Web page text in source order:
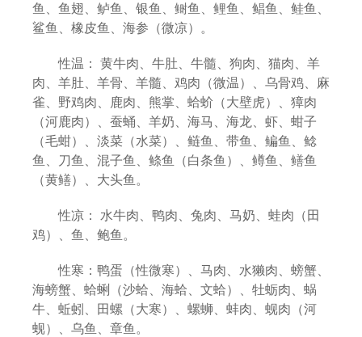
鱼、鱼翅、鲈鱼、银鱼、鲥鱼、鲤鱼、鲳鱼、鲑鱼、
鲨鱼、橡皮鱼、海参（微凉）。
性温： 黄牛肉、牛肚、牛髓、狗肉、猫肉、羊
肉、羊肚、羊骨、羊髓、鸡肉（微温）、乌骨鸡、麻
雀、野鸡肉、鹿肉、熊掌、蛤蚧（大壁虎）、獐肉
（河鹿肉）、蚕蛹、羊奶、海马、海龙、虾、蚶子
（毛蚶）、淡菜（水菜）、鲢鱼、带鱼、鳊鱼、鲶
鱼、刀鱼、混子鱼、鲦鱼（白条鱼）、鳟鱼、鳝鱼
（黄鳝）、大头鱼。
性凉： 水牛肉、鸭肉、兔肉、马奶、蛙肉（田
鸡）、鱼、鲍鱼。
性寒：鸭蛋（性微寒）、马肉、水獭肉、螃蟹、
海螃蟹、蛤蜊（沙蛤、海蛤、文蛤）、牡蛎肉、蜗
牛、蚯蚓、田螺（大寒）、螺蛳、蚌肉、蚬肉（河
蚬）、乌鱼、章鱼。